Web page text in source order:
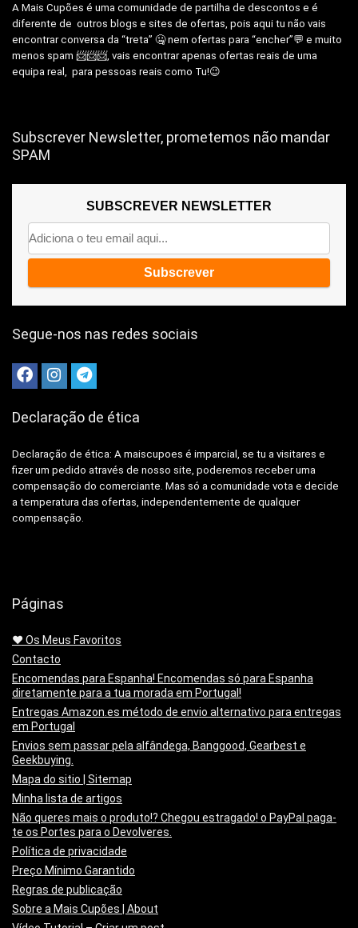
A Mais Cupões é uma comunidade de partilha de descontos e é
diferente de outros blogs e sites de ofertas, pois aqui tu não vais
encontrar conversa da “treta” 🤐 nem ofertas para “encher”💬 e muito
menos spam 📨📨📨, vais encontrar apenas ofertas reais de uma
equipa real, para pessoas reais como Tu!😉
Subscrever Newsletter, prometemos não mandar
SPAM
SUBSCREVER NEWSLETTER
Segue-nos nas redes sociais
Declaração de ética
Declaração de ética: A maiscupoes é imparcial, se tu a visitares e
fizer um pedido através de nosso site, poderemos receber uma
compensação do comerciante. Mas só a comunidade vota e decide
a temperatura das ofertas, independentemente de qualquer
compensação.
Páginas
❤️ Os Meus Favoritos
Contacto
Encomendas para Espanha! Encomendas só para Espanha
diretamente para a tua morada em Portugal!
Entregas Amazon.es método de envio alternativo para entregas
em Portugal
Envios sem passar pela alfândega, Banggood, Gearbest e
Geekbuying.
Mapa do sitio | Sitemap
Minha lista de artigos
Não queres mais o produto!? Chegou estragado! o PayPal paga-
te os Portes para o Devolveres.
Política de privacidade
Preço Mínimo Garantido
Regras de publicação
Sobre a Mais Cupões | About